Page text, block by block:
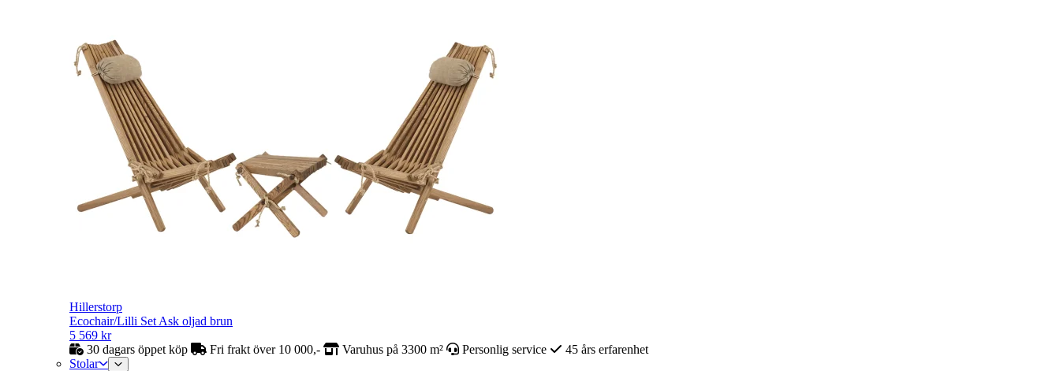
Hillerstorp
Ecochair/Lilli Set Ask oljad brun
5 569 kr
30 dagars öppet köp
Fri frakt över 10 000,- Varuhus på 3300 m² Personlig service
45 års erfarenhet
Stolar